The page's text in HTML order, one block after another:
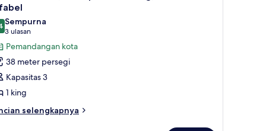
dari 10
Sempurna
3 ulasan
(3
ulasan)
Pemandangan kota
38 meter persegi
Kapasitas 3
1 king
selengkapnya